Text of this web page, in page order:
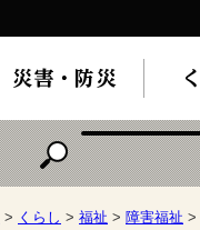
> くらし > 福祉 > 障害福祉 >